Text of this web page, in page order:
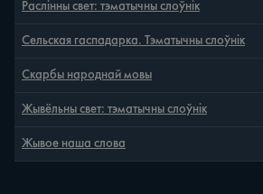
Раслінны свет: тэматычны слоўнік
Сельская гаспадарка. Тэматычны слоўнік
Скарбы народнай мовы
Жывёльны свет: тэматычны слоўнік
Жывое наша слова